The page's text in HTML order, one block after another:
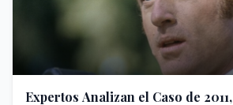
Expertos Analizan el Caso de 2011,